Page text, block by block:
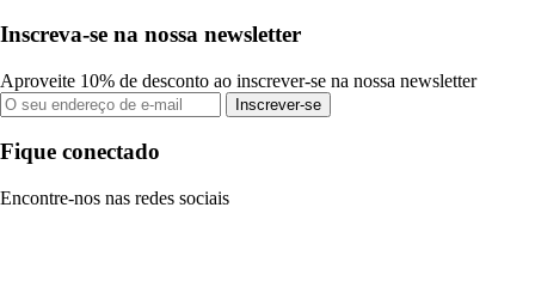
Inscreva-se na nossa newsletter
Aproveite 10% de desconto ao inscrever-se na nossa newsletter
Inscrever-se
Fique conectado
Encontre-nos nas redes sociais